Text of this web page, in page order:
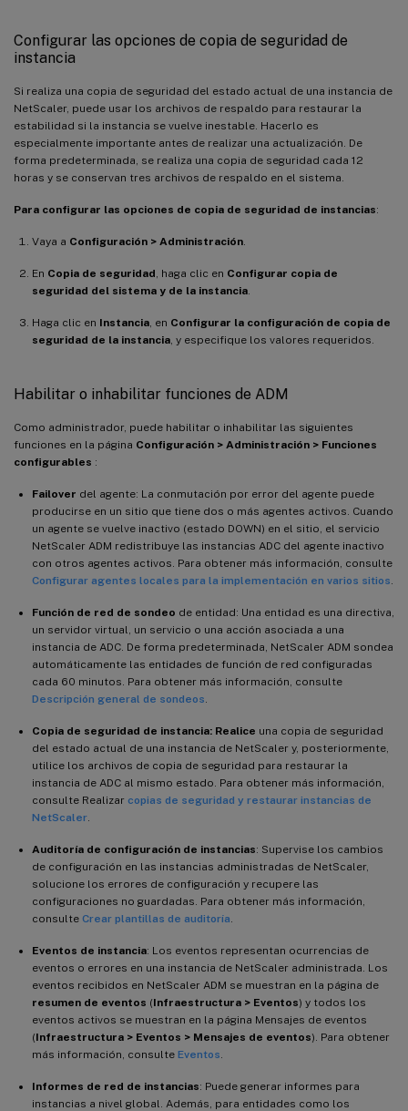
Configurar las opciones de copia de seguridad de
instancia
Si realiza una copia de seguridad del estado actual de una instancia de
NetScaler, puede usar los archivos de respaldo para restaurar la
estabilidad si la instancia se vuelve inestable. Hacerlo es
especialmente importante antes de realizar una actualización. De
forma predeterminada, se realiza una copia de seguridad cada 12
horas y se conservan tres archivos de respaldo en el sistema.
Para configurar las opciones de copia de seguridad de instancias:
Vaya a Configuración > Administración
En Copia de seguridad , haga clic en Configurar copia de
seguridad del sistema y de la instancia
Haga clic en Instancia , en Configurar la configuración de copia de
seguridad de la instancia , y especifique los valores requeridos.
Habilitar o inhabilitar funciones de ADM
Como administrador, puede habilitar o inhabilitar las siguientes
funciones en la página Configuración > Administración > Funciones
configurables :
Failover del agente: La conmutación por error del agente puede
producirse en un sitio que tiene dos o más agentes activos. Cuando
un agente se vuelve inactivo (estado DOWN) en el sitio, el servicio
NetScaler ADM redistribuye las instancias ADC del agente inactivo
con otros agentes activos. Para obtener más información, consulte
Configurar agentes locales para la implementación en varios sitios
Función de red de sondeo de entidad: Una entidad es una directiva,
un servidor virtual, un servicio o una acción asociada a una
instancia de ADC. De forma predeterminada, NetScaler ADM sondea
automáticamente las entidades de función de red configuradas
cada 60 minutos. Para obtener más información, consulte
Descripción general de sondeos
Copia de seguridad de instancia: Realice una copia de seguridad
del estado actual de una instancia de NetScaler y, posteriormente,
utilice los archivos de copia de seguridad para restaurar la
instancia de ADC al mismo estado. Para obtener más información,
consulte Realizar copias de seguridad y restaurar instancias de
NetScaler
Auditoría de configuración de instancias: Supervise los cambios
de configuración en las instancias administradas de NetScaler,
solucione los errores de configuración y recupere las
configuraciones no guardadas. Para obtener más información,
consulte Crear plantillas de auditoría
Eventos de instancia: Los eventos representan ocurrencias de
eventos o errores en una instancia de NetScaler administrada. Los
eventos recibidos en NetScaler ADM se muestran en la página de
resumen de eventos (Infraestructura > Eventos) y todos los
eventos activos se muestran en la página Mensajes de eventos
(Infraestructura > Eventos > Mensajes de eventos). Para obtener
más información, consulte Eventos
Informes de red de instancias: Puede generar informes para
instancias a nivel global. Además, para entidades como los